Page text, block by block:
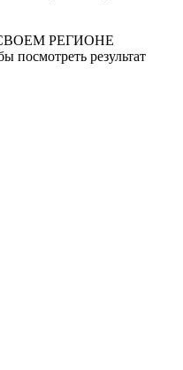
РЕГИОНЕ
посмотреть результат